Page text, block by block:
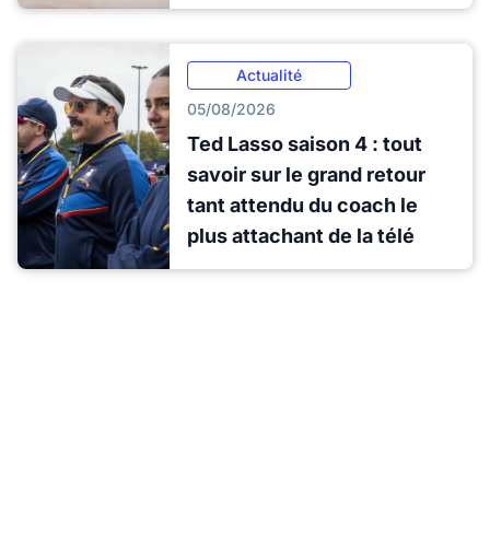
Actualité
05/08/2026
Ted Lasso saison 4 : tout
savoir sur le grand retour
tant attendu du coach le
plus attachant de la télé